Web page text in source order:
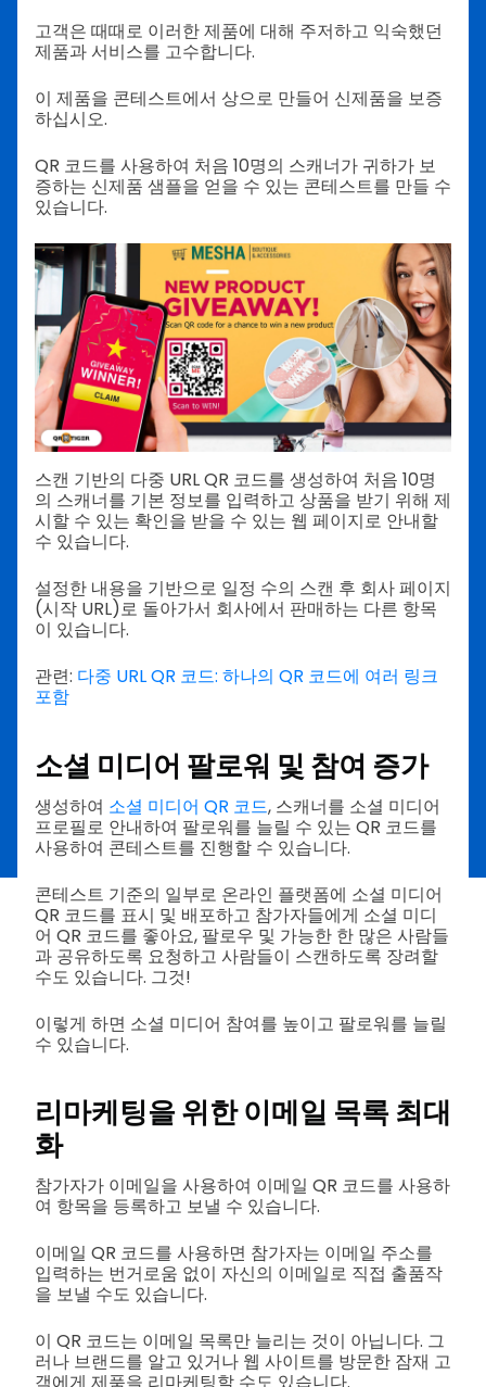
고객은 때때로 이러한 제품에 대해 주저하고 익숙했던
제품과 서비스를 고수합니다.
이 제품을 콘테스트에서 상으로 만들어 신제품을 보증
하십시오.
QR 코드를 사용하여 처음 10명의 스캐너가 귀하가 보
증하는 신제품 샘플을 얻을 수 있는 콘테스트를 만들 수
있습니다.
스캔 기반의 다중 URL QR 코드를 생성하여 처음 10명
의 스캐너를 기본 정보를 입력하고 상품을 받기 위해 제
시할 수 있는 확인을 받을 수 있는 웹 페이지로 안내할
수 있습니다.
설정한 내용을 기반으로 일정 수의 스캔 후 회사 페이지
(시작 URL)로 돌아가서 회사에서 판매하는 다른 항목
이 있습니다.
관련: 다중 URL QR 코드: 하나의 QR 코드에 여러 링크
포함
소셜 미디어 팔로워 및 참여 증가
생성하여 소셜 미디어 QR 코드, 스캐너를 소셜 미디어
프로필로 안내하여 팔로워를 늘릴 수 있는 QR 코드를
사용하여 콘테스트를 진행할 수 있습니다.
콘테스트 기준의 일부로 온라인 플랫폼에 소셜 미디어
QR 코드를 표시 및 배포하고 참가자들에게 소셜 미디
어 QR 코드를 좋아요, 팔로우 및 가능한 한 많은 사람들
과 공유하도록 요청하고 사람들이 스캔하도록 장려할
수도 있습니다. 그것!
이렇게 하면 소셜 미디어 참여를 높이고 팔로워를 늘릴
수 있습니다.
리마케팅을 위한 이메일 목록 최대
화
참가자가 이메일을 사용하여 이메일 QR 코드를 사용하
여 항목을 등록하고 보낼 수 있습니다.
이메일 QR 코드를 사용하면 참가자는 이메일 주소를
입력하는 번거로움 없이 자신의 이메일로 직접 출품작
을 보낼 수도 있습니다.
이 QR 코드는 이메일 목록만 늘리는 것이 아닙니다. 그
러나 브랜드를 알고 있거나 웹 사이트를 방문한 잠재 고
객에게 제품을 리마케팅할 수도 있습니다.